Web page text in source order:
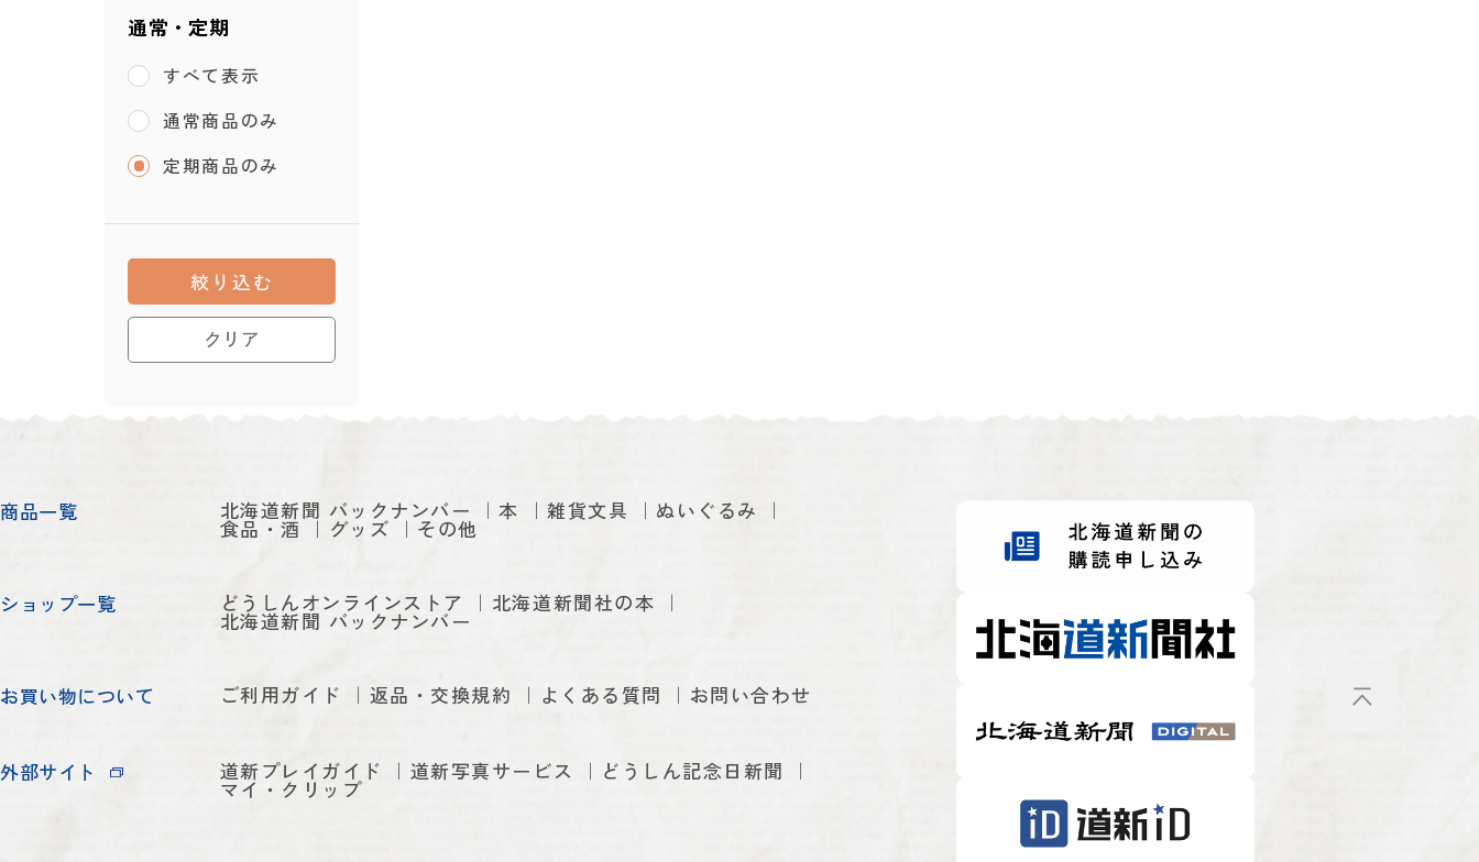
通常・定期
すべて表示
通常商品のみ
定期商品のみ
クリア
絞り込む
商品一覧 北海道新聞 バックナンバー 本 雑貨文具 ぬいぐるみ
食品・酒 グッズ その他
ショップ一覧 どうしんオンラインストア 北海道新聞社の本
北海道新聞 バックナンバー
お買い物について ご利用ガイド 返品・交換規約 よくある質問 お問い合わせ
外部サイト 道新プレイガイド 道新写真サービス どうしん記念日新聞
マイ・クリップ